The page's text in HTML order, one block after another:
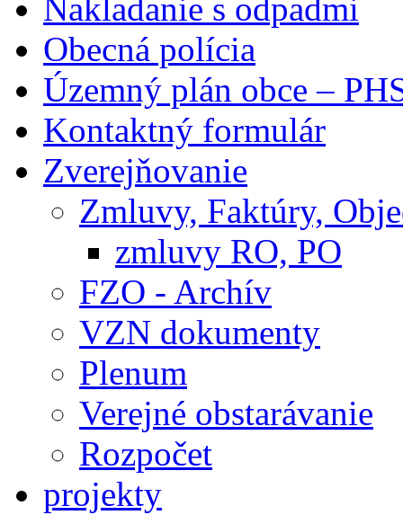
Nakladanie s odpadmi
Obecná polícia
Územný plán obce –
Kontaktný formulár
Zverejňovanie
Zmluvy, Faktúry,
zmluvy RO, PO
FZO - Archív
VZN dokumenty
Plenum
Verejné obstarávanie
Rozpočet
projekty